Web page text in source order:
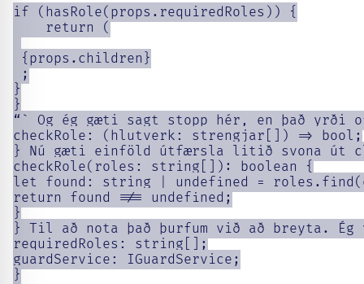
if (hasRole(props.requiredRoles)) {
    return (
{props.children}
;
}
}
“` Og ég gæti sagt stopp hér, en það yrði
checkRole: (hlutverk: strengjar[]) => bool;
} Nú gæti einföld útfærsla litið svona út
checkRole(roles: string[]): boolean {
let found: string | undefined =
return found !== undefined;
}
} Til að nota það þurfum við að breyta.
requiredRoles: string[];
guardService: IGuardService;
}